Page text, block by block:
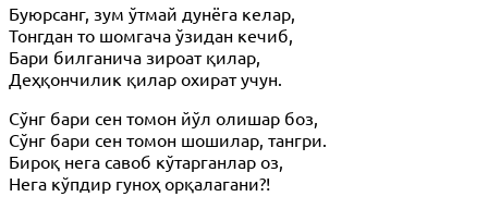
Буюрсанг, зум ўтмай дунёга келар,
Тонгдан то шомгача ўзидан кечиб,
Бари билганича зироат қилар,
Деҳқончилик қилар охират учун.
Сўнг бари сен томон йўл олишар боз,
Сўнг бари сен томон шошилар, тангри.
Бироқ нега савоб кўтарганлар оз,
Нега кўпдир гуноҳ орқалагани?!